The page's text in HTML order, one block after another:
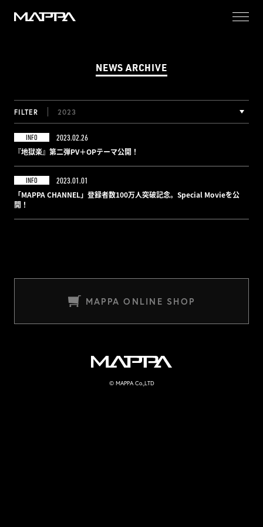
MAPPA
NEWS ARCHIVE
FILTER 2023
INFO
2023.02.26
『地獄楽』第二弾PV＋OPテーマ公開！
INFO
2023.01.01
「MAPPA CHANNEL」登録者数100万人突破記念。Special Movieを公
開！
MAPPA ONLINE SHOP
MAPPA
© MAPPA Co.,LTD